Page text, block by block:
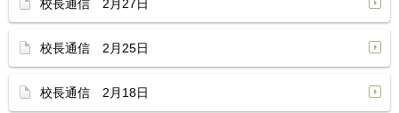
校長通信 2月27日
校長通信 2月25日
校長通信 2月18日